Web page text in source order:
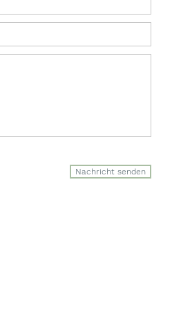
Nachricht senden